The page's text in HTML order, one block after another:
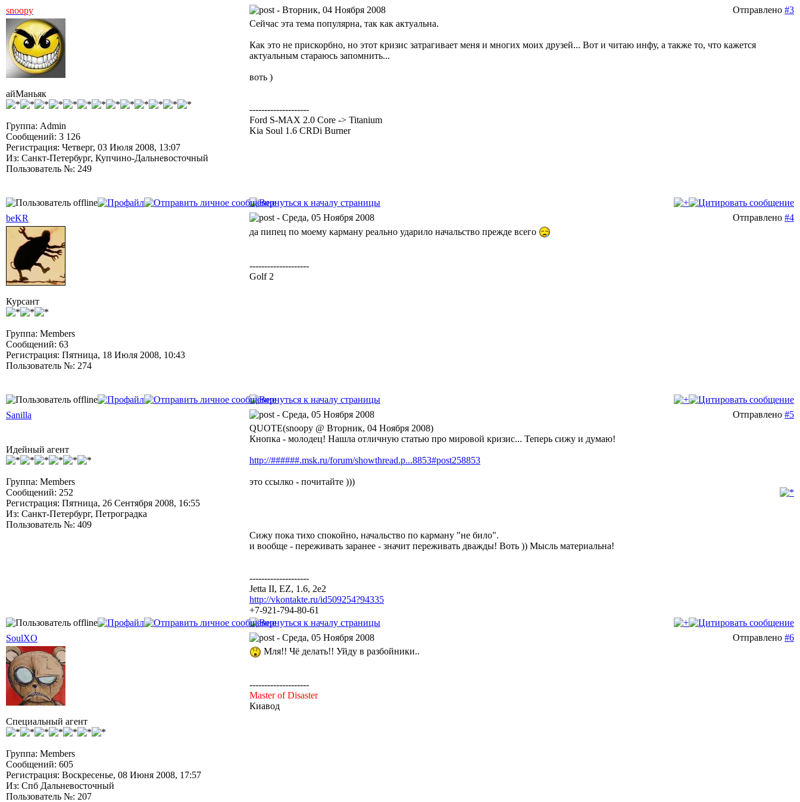
snoopy - Вторник, 04 Ноября 2008 Отправлено #3
айМаньяк
Группа: Admin
Сообщений: 3 126
Регистрация: Четверг, 03 Июля 2008, 13:07
Из: Санкт-Петербург, Купчино-Дальневосточный
Пользователь №: 249
Сейчас эта тема популярна, так как актуальна.
Как это не прискорбно, но этот кризис затрагивает меня и многих моих друзей... Вот и читаю инфу, а также то, что кажется
актуальным стараюсь запомнить...
воть )
--------------------
Ford S-MAX 2.0 Core -> Titanium
Kia Soul 1.6 CRDi Burner
beKR - Среда, 05 Ноября 2008 Отправлено #4
Курсант
Группа: Members
Сообщений: 63
Регистрация: Пятница, 18 Июля 2008, 10:43
Пользователь №: 274
да пипец по моему карману реально ударило начальство прежде всего
--------------------
Golf 2
Sanilla - Среда, 05 Ноября 2008 Отправлено #5
Идейный агент
Группа: Members
Сообщений: 252
Регистрация: Пятница, 26 Сентября 2008, 16:55
Из: Санкт-Петербург, Петроградка
Пользователь №: 409
QUOTE(snoopy @ Вторник, 04 Ноября 2008)
Кнопка - молодец! Нашла отличную статью про мировой кризис... Теперь сижу и думаю!
http://######.msk.ru/forum/showthread.p...8853#post258853
это ссылко - почитайте )))
Сижу пока тихо спокойно, начальство по карману "не било".
и вообще - переживать заранее - значит переживать дважды! Воть )) Мысль материальна!
--------------------
Jetta II, EZ, 1.6, 2e2
http://vkontakte.ru/id509254?94335
+7-921-794-80-61
SoulXO - Среда, 05 Ноября 2008 Отправлено #6
Специальный агент
Группа: Members
Сообщений: 605
Регистрация: Воскресенье, 08 Июня 2008, 17:57
Из: Спб Дальневосточный
Пользователь №: 207
Мля!! Чё делать!! Уйду в разбойники..
--------------------
Master of Disaster
Киавод